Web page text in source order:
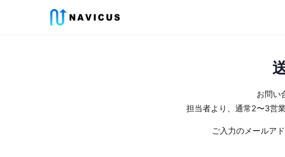
お問い
担当者より、通常2〜3営
ご入力のメールア